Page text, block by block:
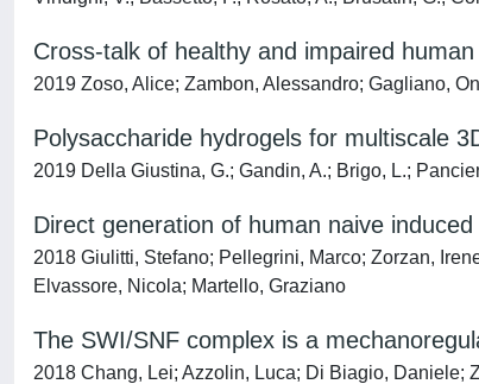
Cross-talk of healthy and impaired
2019 Zoso, Alice; Zambon, Alessandro; Gagliano,
Polysaccharide hydrogels for multiscale
2019 Della Giustina, G.; Gandin, A.; Brigo, L.;
Direct generation of human naive
2018 Giulitti, Stefano; Pellegrini, Marco; Zorzan,
Elvassore, Nicola; Martello, Graziano
The SWI/SNF complex is a
2018 Chang, Lei; Azzolin, Luca; Di Biagio, Daniele;